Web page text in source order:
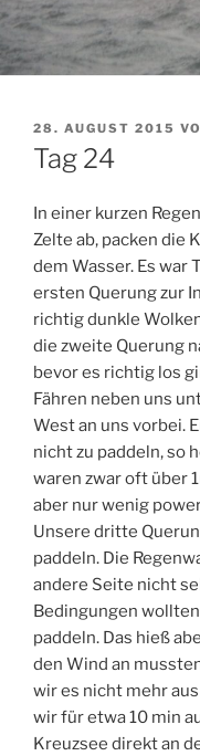
VERÖFFENTLICHT
AM
28. AUGUST 2015
Tag 24
In einer kurzen
Zelte ab, packen die
dem Wasser. Es war
ersten Querung zur
richtig dunkle
die zweite Querung
bevor es richtig los
Fähren neben uns
West an uns vorbei.
nicht zu paddeln, so
waren zwar oft über
aber nur wenig
Unsere dritte
paddeln. Die
andere Seite nicht
Bedingungen
paddeln. Das hieß
den Wind an
wir es nicht mehr
wir für etwa 10 min
Kreuzsee direkt an